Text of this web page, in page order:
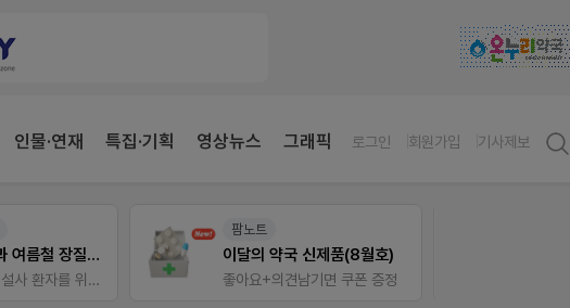
인물·연재 특집·기획 영상뉴스 그래픽 로그인 회원가입 기사제보
듀오락 스탑과 여름철 장질환 대응법
물갈이, 배탈, 설사 환자를 위한 실전 상담&판매 전략
팜노트
이달의 약국 신제품(8월호)
좋아요+의견남기면 쿠폰 증정